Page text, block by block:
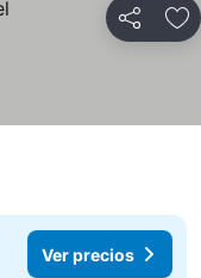
Compartir
Ver precios